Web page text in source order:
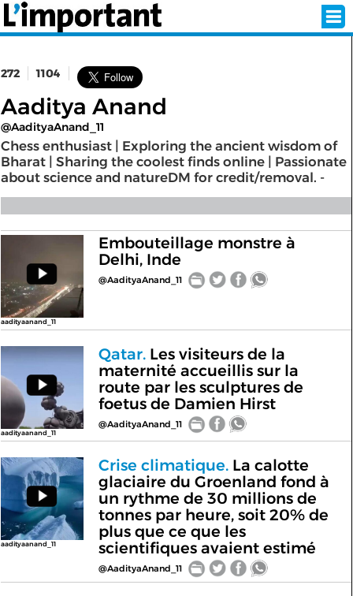
SÉLECTION DE L'ÉTÉ
ABONNEZ-VOUS À LA NEWSLETTER!
SUIVEZ NOUS:
< RETOUR À L'ACCUEIL
272 1104
Aaditya Anand
@AadityaAnand_11
Chess enthusiast | Exploring the ancient wisdom of
Bharat | Sharing the coolest finds online | Passionate
about science and natureDM for credit/removal. -
aadityaanand_11
Embouteillage monstre à
Delhi, Inde
@AadityaAnand_11
aadityaanand_11
Qatar.Les visiteurs de la
maternité accueillis sur la
route par les sculptures de
foetus de Damien Hirst
@AadityaAnand_11
aadityaanand_11
Crise climatique.La calotte
glaciaire du Groenland fond à
un rythme de 30 millions de
tonnes par heure, soit 20% de
plus que ce que les
scientifiques avaient estimé
@AadityaAnand_11